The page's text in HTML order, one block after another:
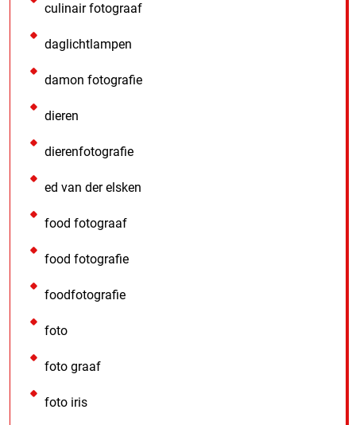
culinair fotograaf
daglichtlampen
damon fotografie
dieren
dierenfotografie
ed van der elsken
food fotograaf
food fotografie
foodfotografie
foto
foto graaf
foto iris